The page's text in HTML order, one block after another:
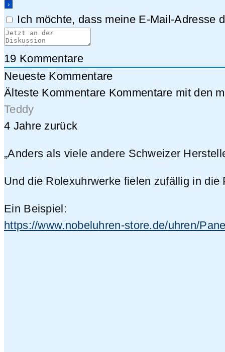
Ich möchte, dass meine E-Mail-Adresse
19 Kommentare
Neueste Kommentare
Älteste Kommentare Kommentare mit den
Teddy
4 Jahre zurück
„Anders als viele andere Schweizer
Und die Rolexuhrwerke fielen zufällig in
Ein Beispiel:
https://www.nobeluhren-store.de/uhren/